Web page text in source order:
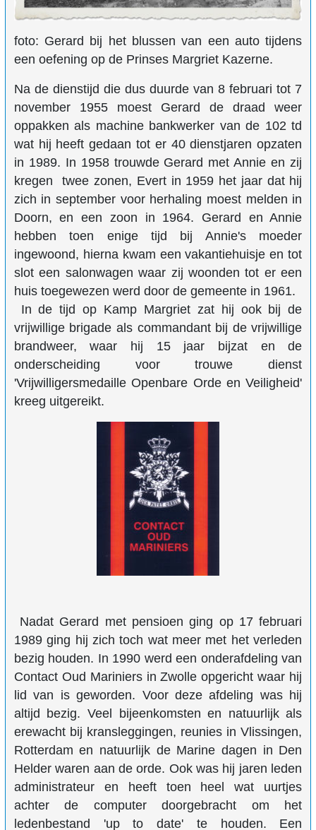
foto: Gerard bij het blussen van een auto tijdens
een oefening op de Prinses Margriet Kazerne.
Na de dienstijd die dus duurde van 8 februari tot 7
november 1955 moest Gerard de draad weer
oppakken als machine bankwerker van de 102 td
wat hij heeft gedaan tot er 40 dienstjaren opzaten
in 1989. In 1958 trouwde Gerard met Annie en zij
kregen twee zonen, Evert in 1959 het jaar dat hij
zich in september voor herhaling moest melden in
Doorn, en een zoon in 1964. Gerard en Annie
hebben toen enige tijd bij Annie's moeder
ingewoond, hierna kwam een vakantiehuisje en tot
slot een salonwagen waar zij woonden tot er een
huis toegewezen werd door de gemeente in 1961.
In de tijd op Kamp Margriet zat hij ook bij de
vrijwillige brigade als commandant bij de vrijwillige
brandweer, waar hij 15 jaar bijzat en de
onderscheiding voor trouwe dienst
'Vrijwilligersmedaille Openbare Orde en Veiligheid'
kreeg uitgereikt.
Nadat Gerard met pensioen ging op 17 februari
1989 ging hij zich toch wat meer met het verleden
bezig houden. In 1990 werd een onderafdeling van
Contact Oud Mariniers in Zwolle opgericht waar hij
lid van is geworden. Voor deze afdeling was hij
altijd bezig. Veel bijeenkomsten en natuurlijk als
erewacht bij kransleggingen, reunies in Vlissingen,
Rotterdam en natuurlijk de Marine dagen in Den
Helder waren aan de orde. Ook was hij jaren leden
administrateur en heeft toen heel wat uurtjes
achter de computer doorgebracht om het
ledenbestand 'up to date' te houden. Een